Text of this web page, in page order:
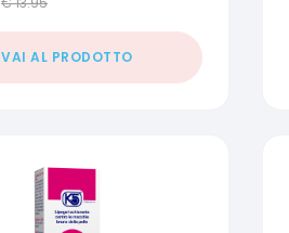
VAI AL PRODOTTO